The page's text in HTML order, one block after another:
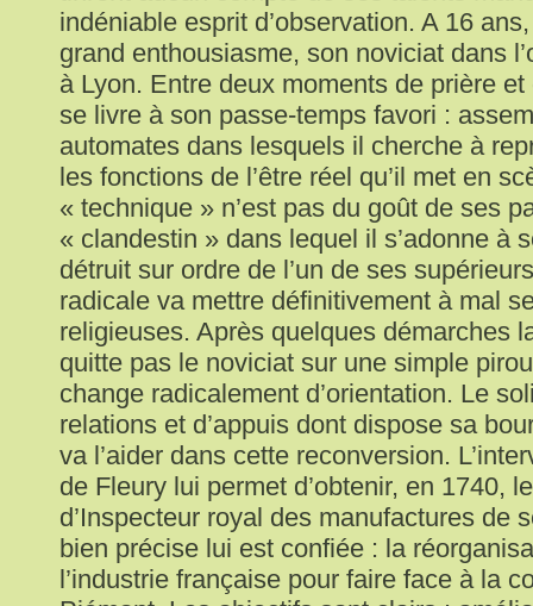
indéniable esprit d’observation. A 16
grand enthousiasme, son noviciat dans
à Lyon. Entre deux moments de prière et
se livre à son passe-temps favori :
automates dans lesquels il cherche à
les fonctions de l’être réel qu’il met en
« technique » n’est pas du goût de ses
« clandestin » dans lequel il s’adonne à
détruit sur ordre de l’un de ses
radicale va mettre définitivement à mal
religieuses. Après quelques démarches
quitte pas le noviciat sur une simple
change radicalement d’orientation. Le
relations et d’appuis dont dispose sa
va l’aider dans cette reconversion.
de Fleury lui permet d’obtenir, en 1740,
d’Inspecteur royal des manufactures de
bien précise lui est confiée : la
l’industrie française pour faire face à la